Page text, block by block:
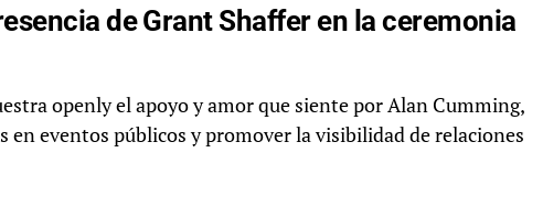
de Grant Shaffer en la ceremonia
openly el apoyo y amor que siente por Alan Cumming,
en eventos públicos y promover la visibilidad de relaciones